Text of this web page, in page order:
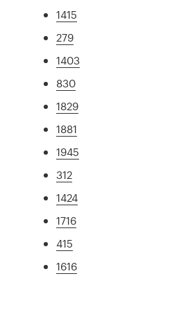
1415
279
1403
830
1829
1881
1945
312
1424
1716
415
1616